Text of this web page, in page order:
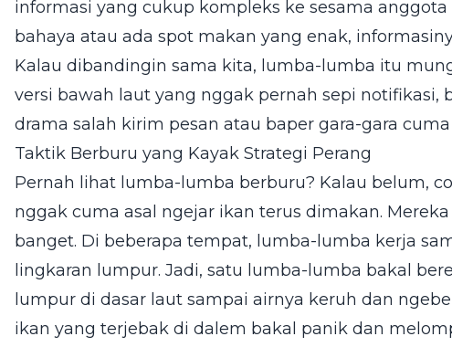
informasi yang cukup kompleks ke sesama
bahaya atau ada spot makan yang enak,
Kalau dibandingin sama kita, lumba-lumba itu
versi bawah laut yang nggak pernah sepi notifikasi,
drama salah kirim pesan atau baper gara-gara
Taktik Berburu yang Kayak Strategi Perang
Pernah lihat lumba-lumba berburu? Kalau belum,
nggak cuma asal ngejar ikan terus dimakan.
banget. Di beberapa tempat, lumba-lumba kerja
lingkaran lumpur. Jadi, satu lumba-lumba bakal
lumpur di dasar laut sampai airnya keruh dan
ikan yang terjebak di dalem bakal panik dan